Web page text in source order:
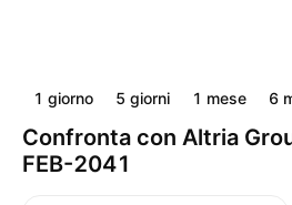
1 giorno 5 giorni 1 mese 6
Confronta con Altria
FEB-2041